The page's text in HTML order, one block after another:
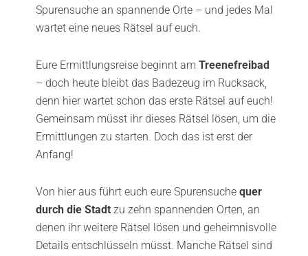
Spurensuche an spannende Orte – und jedes Mal
wartet eine neues Rätsel auf euch.
Eure Ermittlungsreise beginnt am Treenefreibad
– doch heute bleibt das Badezeug im Rucksack,
denn hier wartet schon das erste Rätsel auf euch!
Gemeinsam müsst ihr dieses Rätsel lösen, um die
Ermittlungen zu starten. Doch das ist erst der
Anfang!
Von hier aus führt euch eure Spurensuche quer
durch die Stadt zu zehn spannenden Orten, an
denen ihr weitere Rätsel lösen und geheimnisvolle
Details entschlüsseln müsst. Manche Rätsel sind